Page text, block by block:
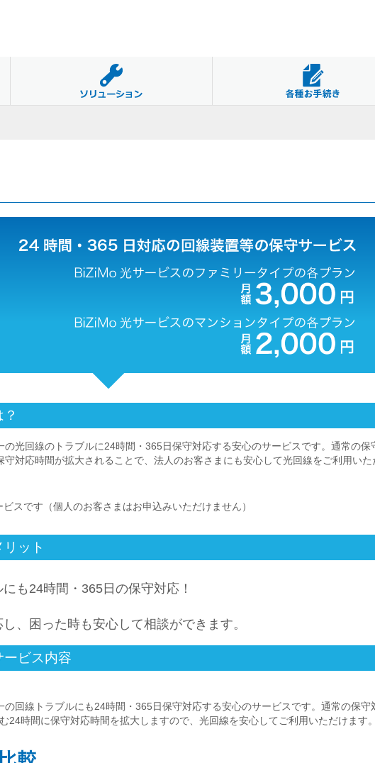
の光回線のトラブルに24時間・365日保守対応する安心のサービスです。通常の保
対応時間が拡大されることで、法人のお客さまにも安心して光回線をご利用いた
スです（個人のお客さまはお申込みいただけません）
ット
も24時間・365日の保守対応！
、困った時も安心して相談ができます。
ビス内容
の回線トラブルにも24時間・365日保守対応する安心のサービスです。通常の保守
24時間に保守対応時間を拡大しますので、光回線を安心してご利用いただけます。